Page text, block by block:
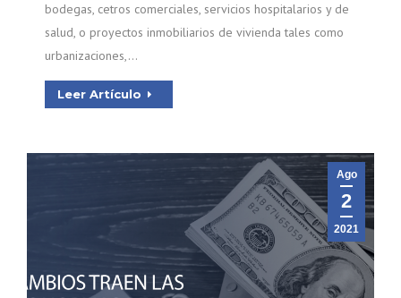
bodegas, cetros comerciales, servicios hospitalarios y de
salud, o proyectos inmobiliarios de vivienda tales como
urbanizaciones,…
Leer Artículo
Ago
2
2021